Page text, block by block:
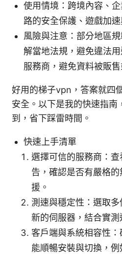
使用情境：跨境內容、
路的安全保護、遊戲加速
風險與注意：部分地區
解當地法規，避免違法
服務商，避免資料被販售
好用的梯子vpn，答案就四
安全。以下是我的快速指南
到，省下踩雷時間。
快速上手清單
選擇可信的服務商：
告，確認是否有嚴格
援。
測速與穩定性：選取
新的伺服器，結合實測
客戶端與系統相容性
能順暢安裝與切換，例